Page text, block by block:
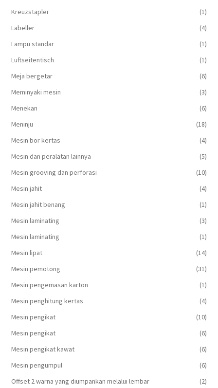
Kreuzstapler
(1)
Labeller
(4)
Lampu standar
(1)
Luftseitentisch
(1)
Meja bergetar
(6)
Meminyaki mesin
(3)
Menekan
(6)
Meninju
(18)
Mesin bor kertas
(4)
Mesin dan peralatan lainnya
(5)
Mesin grooving dan perforasi
(10)
Mesin jahit
(4)
Mesin jahit benang
(1)
Mesin laminating
(3)
Mesin laminating
(1)
Mesin lipat
(14)
Mesin pemotong
(31)
Mesin pengemasan karton
(1)
Mesin penghitung kertas
(4)
Mesin pengikat
(10)
Mesin pengikat
(6)
Mesin pengikat kawat
(6)
Mesin pengumpul
(6)
Offset 2 warna yang diumpankan melalui lembar
(2)